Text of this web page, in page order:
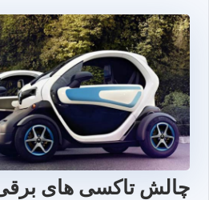
چالش تاکسی های